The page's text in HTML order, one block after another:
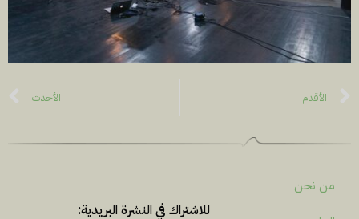
الأقدم الأحدث
من نحن
للاشتراك في النشرة البريدية: